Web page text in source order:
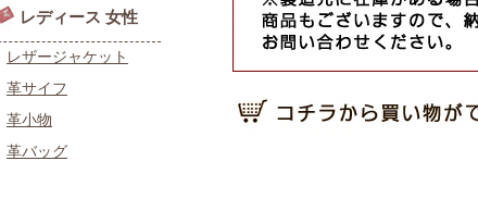
レディース 女性
レザージャケット
革サイフ
革小物
革バッグ